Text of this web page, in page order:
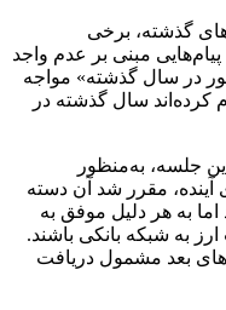
گذشته، برخی
پیام‌هایی مبنی بر عدم واجد
در سال گذشته» مواجه
کرده‌اند سال گذشته در
جلسه، به‌منظور
مقرر شد آن دسته
اما به هر دلیل موفق به
به شبکه بانکی باشند.
بعد مشمول دریافت